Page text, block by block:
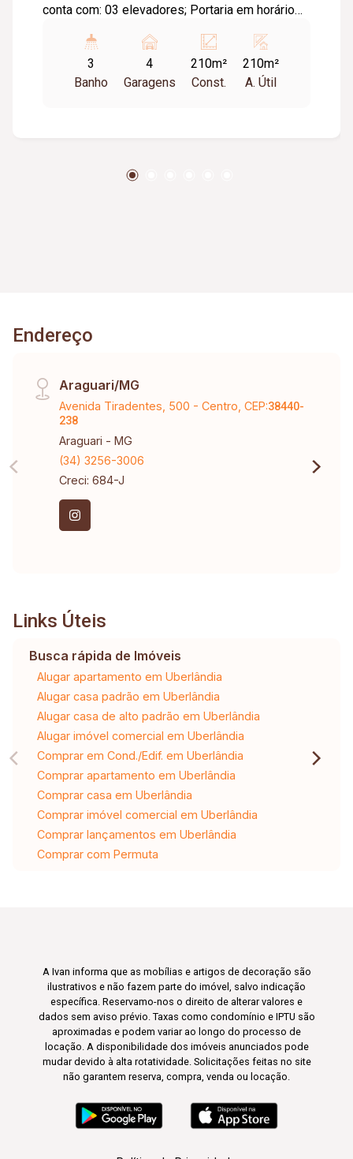
conta com: 03 elevadores; Portaria em horário
3
Banho
4
Garagens
210m²
Const.
210m²
A. Útil
Endereço
Araguari/MG
Avenida Tiradentes, 500 - Centro, CEP:38440-
238
Araguari - MG
(34) 3256-3006
Creci: 684-J
Links Úteis
Busca rápida de Imóveis
Alugar apartamento em Uberlândia
Alugar casa padrão em Uberlândia
Alugar casa de alto padrão em Uberlândia
Alugar imóvel comercial em Uberlândia
Comprar em Cond./Edif. em Uberlândia
Comprar apartamento em Uberlândia
Comprar casa em Uberlândia
Comprar imóvel comercial em Uberlândia
Comprar lançamentos em Uberlândia
Comprar com Permuta
A Ivan informa que as mobílias e artigos de decoração são
ilustrativos e não fazem parte do imóvel, salvo indicação
específica. Reservamo-nos o direito de alterar valores e
dados sem aviso prévio. Taxas como condomínio e IPTU são
aproximadas e podem variar ao longo do processo de
locação. A disponibilidade dos imóveis anunciados pode
mudar devido à alta rotatividade. Solicitações feitas no site
não garantem reserva, compra, venda ou locação.